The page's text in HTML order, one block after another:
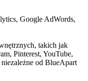
Google AdWords,
takich jak
Pinterest, YouTube,
od BlueApart